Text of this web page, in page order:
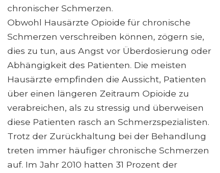
chronischer Schmerzen.
Obwohl Hausärzte Opioide für chronische
Schmerzen verschreiben können, zögern sie,
dies zu tun, aus Angst vor Überdosierung oder
Abhängigkeit des Patienten. Die meisten
Hausärzte empfinden die Aussicht, Patienten
über einen längeren Zeitraum Opioide zu
verabreichen, als zu stressig und überweisen
diese Patienten rasch an Schmerzspezialisten.
Trotz der Zurückhaltung bei der Behandlung
treten immer häufiger chronische Schmerzen
auf. Im Jahr 2010 hatten 31 Prozent der